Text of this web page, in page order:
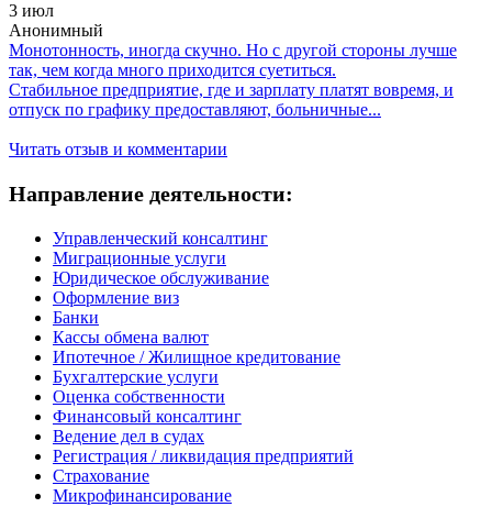
3 июл
Анонимный
Монотонность, иногда скучно. Но с другой стороны лучше
так, чем когда много приходится суетиться.
Стабильное предприятие, где и зарплату платят вовремя, и
отпуск по графику предоставляют, больничные...
Читать отзыв и комментарии
Направление деятельности:
Управленческий консалтинг
Миграционные услуги
Юридическое обслуживание
Оформление виз
Банки
Кассы обмена валют
Ипотечное / Жилищное кредитование
Бухгалтерские услуги
Оценка собственности
Финансовый консалтинг
Ведение дел в судах
Регистрация / ликвидация предприятий
Страхование
Микрофинансирование